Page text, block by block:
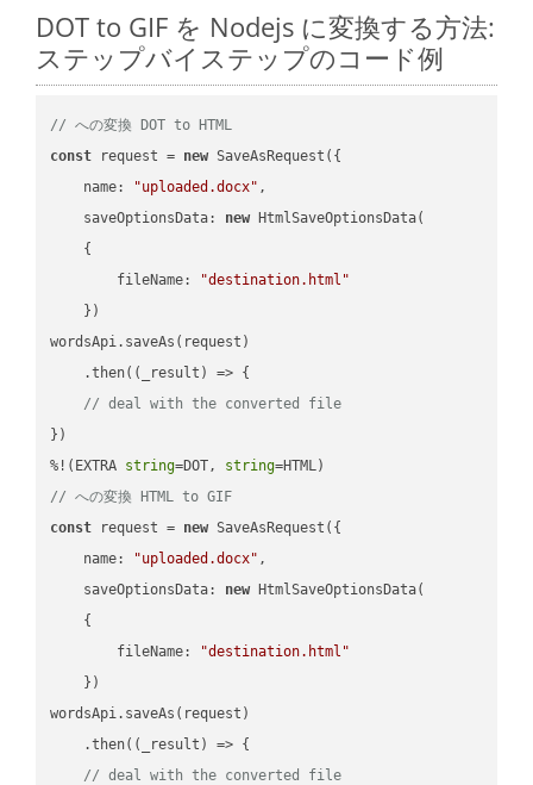
DOT to GIF を Nodejs に変換する方法:
ステップバイステップのコード例
// への変換 DOT to HTML
const request = new SaveAsRequest({
name: "uploaded.docx" ,
saveOptionsData: new HtmlSaveOptionsData(
    {
fileName:
"destination.html"
    })
wordsApi.saveAs(request)
    .then(
( _result ) => {
// deal with the converted file
})
%!(EXTRA string=DOT, string
// への変換 HTML to GIF
const request = new SaveAsRequest({
name: "uploaded.docx" ,
saveOptionsData: new HtmlSaveOptionsData(
    {
fileName:
"destination.html"
    })
wordsApi.saveAs(request)
    .then(
( _result ) => {
// deal with the converted file